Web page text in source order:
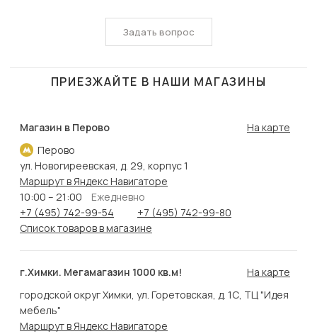
Задать вопрос
ПРИЕЗЖАЙТЕ В НАШИ МАГАЗИНЫ
Магазин в Перово
Перово
На карте
ул. Новогиреевская, д. 29, корпус 1
Маршрут в Яндекс Навигаторе
10:00 – 21:00
Ежедневно
+7 (495) 742-99-54
+7 (495) 742-99-80
Список товаров в магазине
г.Химки. Мегамагазин 1000 кв.м!
На карте
городской округ Химки, ул. Горетовская, д. 1С, ТЦ "Идея
мебель"
Маршрут в Яндекс Навигаторе